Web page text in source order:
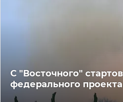
С "Восточного"
федерального